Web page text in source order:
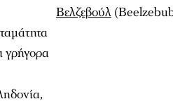
γρήγορα
Βελζεβούλ